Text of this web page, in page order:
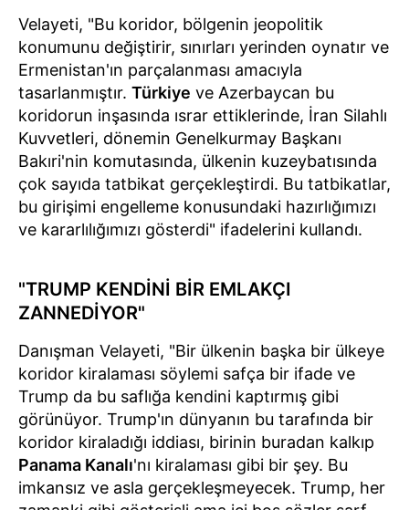
Velayeti, "Bu koridor, bölgenin jeopolitik
konumunu değiştirir, sınırları yerinden oynatır ve
Ermenistan'ın parçalanması amacıyla
tasarlanmıştır. Türkiye ve Azerbaycan bu
koridorun inşasında ısrar ettiklerinde, İran Silahlı
Kuvvetleri, dönemin Genelkurmay Başkanı
Bakıri'nin komutasında, ülkenin kuzeybatısında
çok sayıda tatbikat gerçekleştirdi. Bu tatbikatlar,
bu girişimi engelleme konusundaki hazırlığımızı
ve kararlılığımızı gösterdi" ifadelerini kullandı.
"TRUMP KENDİNİ BİR EMLAKÇI
ZANNEDİYOR"
Danışman Velayeti, "Bir ülkenin başka bir ülkeye
koridor kiralaması söylemi safça bir ifade ve
Trump da bu saflığa kendini kaptırmış gibi
görünüyor. Trump'ın dünyanın bu tarafında bir
koridor kiraladığı iddiası, birinin buradan kalkıp
Panama Kanalı'nı kiralaması gibi bir şey. Bu
imkansız ve asla gerçekleşmeyecek. Trump, her